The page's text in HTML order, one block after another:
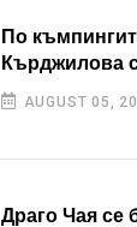
По
Кърджилова
AUGUST 05,
Драго Чая се